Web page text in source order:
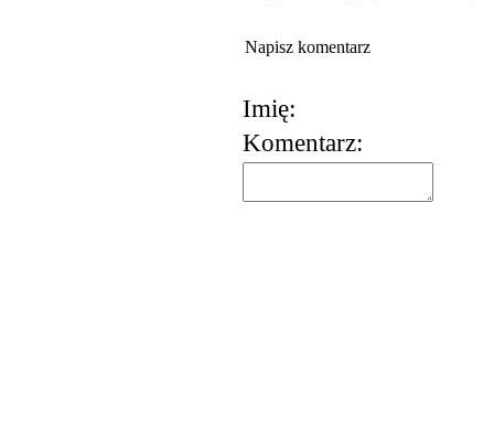
Napisz komentarz
Imię:
Komentarz: